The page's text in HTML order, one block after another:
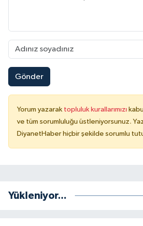
Gönder
Yorum yazarak topluluk kurallarımızı
ve tüm sorumluluğu üstleniyorsunuz.
DiyanetHaber hiçbir şekilde sorumlu
Yükleniyor...
Nevşehir Müftülüğü
Niğde Müftülüğü
Ordu Müftülüğü
Osmaniye Müftülüğü
Rize Müftülüğü